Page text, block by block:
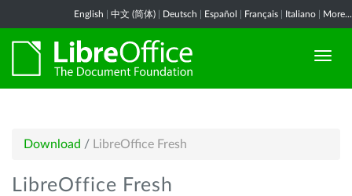
English 中文 (简体) Deutsch Español Français Italiano More...
Download / LibreOffice Fresh
LibreOffice Fresh